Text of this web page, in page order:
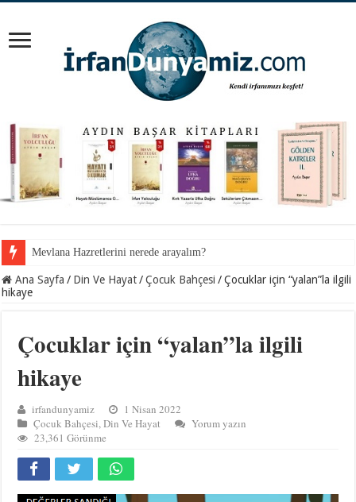
Mevlana Hazretlerini nerede arayalım?
İnancından koparılan gençlerin vebali kimin?
Ana Sayfa / Din Ve Hayat / Çocuk Bahçesi / Çocuklar için “yalan”la ilgili
hikaye
Çocuklar için “yalan”la ilgili
hikaye
irfandunyamiz
1 Nisan 2022
Çocuk Bahçesi,Din Ve Hayat
Yorum yazın
23,361 Görünme